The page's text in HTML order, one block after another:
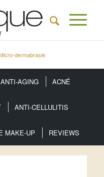
dermabrasie
ANTI-AGING ACNÉ
ANTI-CELLULITIS
MAKE-UP REVIEWS